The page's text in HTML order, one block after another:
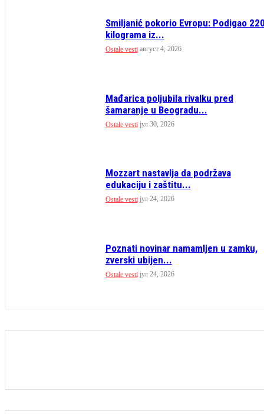
Smiljanić pokorio Evropu: Podigao
kilograma iz...
Ostale vesti август 4, 2026
Mađarica poljubila rivalku pred
šamaranje u Beogradu...
Ostale vesti јул 30, 2026
Mozzart nastavlja da podržava
edukaciju i zaštitu...
Ostale vesti јул 24, 2026
Poznati novinar namamljen u zamku,
zverski ubijen...
Ostale vesti јул 24, 2026